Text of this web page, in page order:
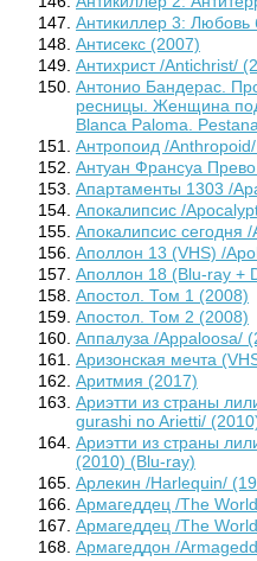
Антикиллер 3: Любовь
Антисекс (2007)
Антихрист /Antichrist/
Антонио Бандерас.
ресницы. Женщина
Blanca Paloma.
Антропоид /
Антуан Франсуа
Апартаменты 1303 /
Апокалипсис /
Апокалипсис сегодня
Аполлон 13 (VHS) /
Аполлон 18 (Blu-ray +
Апостол. Том 1 (2008)
Апостол. Том 2 (2008)
Аппалуза /Appaloosa/
Аризонская мечта
Аритмия (2017)
Ариэтти из страны
gurashi no Arietti/
Ариэтти из страны
(2010) (Blu-ray)
Арлекин /Harlequin/
Армагеддец /The
Армагеддец /The
Армагеддон /